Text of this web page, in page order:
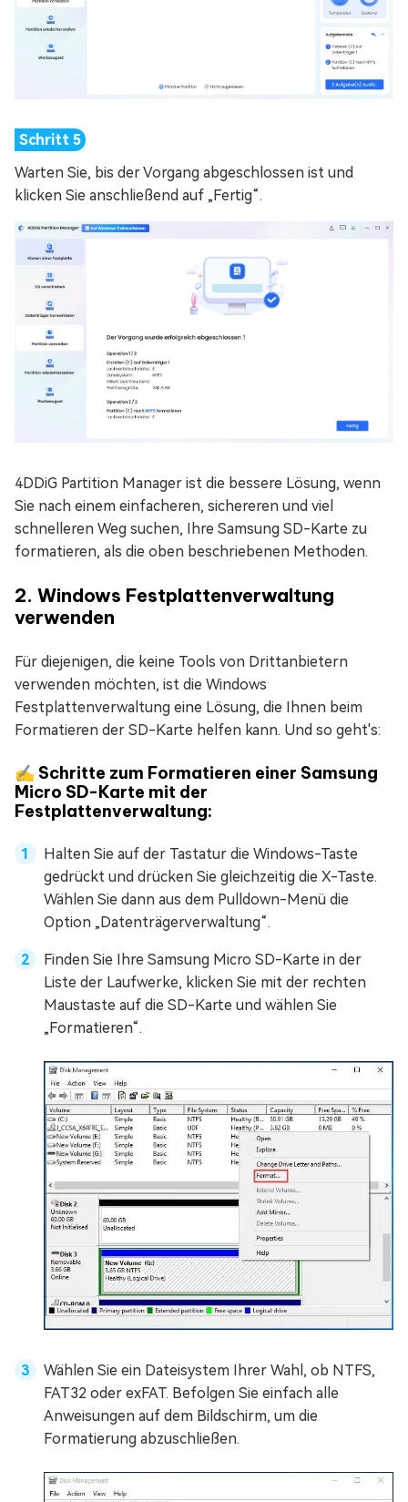
Warten Sie, bis der Vorgang abgeschlossen ist und
klicken Sie anschließend auf „Fertig“.
4DDiG Partition Manager ist die bessere Lösung, wenn
Sie nach einem einfacheren, sichereren und viel
schnelleren Weg suchen, Ihre Samsung SD-Karte zu
formatieren, als die oben beschriebenen Methoden.
2. Windows Festplattenverwaltung
verwenden
Für diejenigen, die keine Tools von Drittanbietern
verwenden möchten, ist die Windows
Festplattenverwaltung eine Lösung, die Ihnen beim
Formatieren der SD-Karte helfen kann. Und so geht's:
✍ Schritte zum Formatieren einer Samsung
Micro SD-Karte mit der
Festplattenverwaltung:
Halten Sie auf der Tastatur die Windows-Taste
gedrückt und drücken Sie gleichzeitig die X-Taste.
Wählen Sie dann aus dem Pulldown-Menü die
Option „Datenträgerverwaltung“.
Finden Sie Ihre Samsung Micro SD-Karte in der
Liste der Laufwerke, klicken Sie mit der rechten
Maustaste auf die SD-Karte und wählen Sie
„Formatieren“.
Wählen Sie ein Dateisystem Ihrer Wahl, ob NTFS,
FAT32 oder exFAT. Befolgen Sie einfach alle
Anweisungen auf dem Bildschirm, um die
Formatierung abzuschließen.